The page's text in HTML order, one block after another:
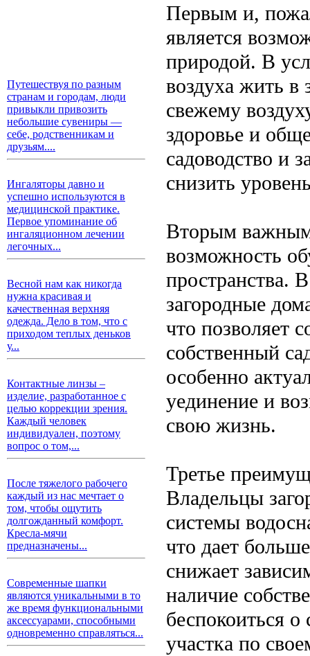
Путешествуя по разным
странам и городам, люди
привыкли привозить
небольшие сувениры —
себе, родственникам и
друзьям....
Ингаляторы давно и
успешно используются в
медицинской практике.
Первое упоминание об
ингаляционном лечении
легочных...
Весной нам как никогда
нужна красивая и
качественная верхняя
одежда. Дело в том, что с
приходом теплых деньков
у...
Контактные линзы –
изделие, разработанное с
целью коррекции зрения.
Каждый человек
индивидуален, поэтому
вопрос о том,...
После тяжелого рабочего
каждый из нас мечтает о
том, чтобы ощутить
долгожданный комфорт.
Кресла-мячи
предназначены...
Современные шапки
являются уникальными в то
же время функциональными
аксессуарами, способными
одновременно справляться...
Первым и,
является
природой. В
воздуха жить в
свежему
здоровье и
садоводство и
снизить
Вторым важным
возможность
пространства.
загородные
что позволяет
собственный
особенно
уединение и
свою жизнь.
Третье
Владельцы
системы
что дает
снижает
наличие
беспокоиться о
участка по